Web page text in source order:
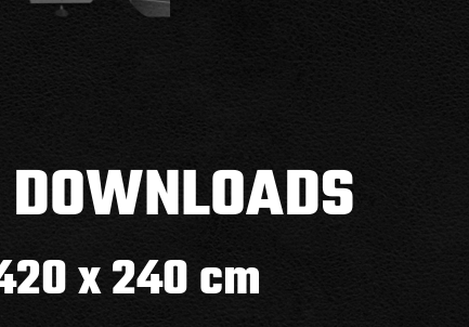
DOWNLOADS
x 240 cm